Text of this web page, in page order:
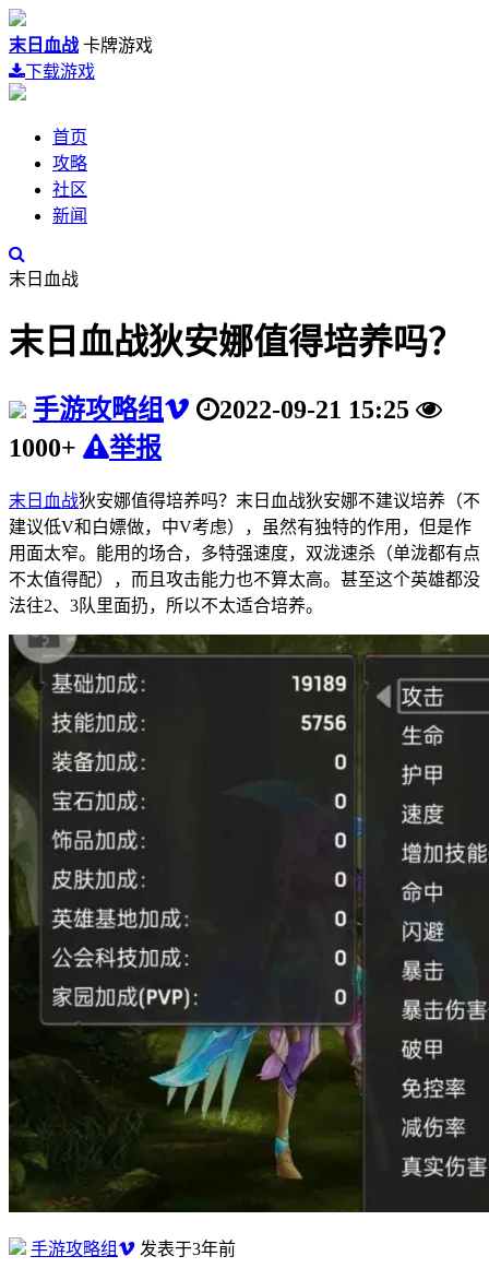
末日血战 卡牌游戏
下载游戏
首页
攻略
社区
新闻
末日血战
末日血战狄安娜值得培养吗？
手游攻略组
2022-09-21 15:25
1000+
举报
末日血战狄安娜值得培养吗？末日血战狄安娜不建议培养（不
建议低V和白嫖做，中V考虑），虽然有独特的作用，但是作
用面太窄。能用的场合，多特强速度，双泷速杀（单泷都有点
不太值得配），而且攻击能力也不算太高。甚至这个英雄都没
法往2、3队里面扔，所以不太适合培养。
手游攻略组 发表于3年前